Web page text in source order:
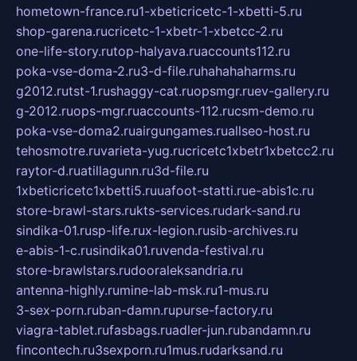
hometown-france.ru1-xbeticricetc-1-xbetti-5.ru
shop-garena.rucricetc-1-xbetr-1-xbetcc-2.ru
one-life-story.rutop-halyava.ruaccounts112.ru
poka-vse-doma-2.ru3-d-file.ruhahahaharms.ru
g2012.rutst-1.rushaggy-cat.ruopsmgr.ruev-gallery.ru
g-2012.ruops-mgr.ruaccounts-112.rucsm-demo.ru
poka-vse-doma2.ruairgungames.ruallseo-host.ru
tehosmotre.ruvarieta-yug.rucricetc1xbetr1xbetcc2.ru
raytor-d.ruatillagunn.ru3d-file.ru
1xbeticricetc1xbetti5.ruuafoot-statti.rue-abis1c.ru
store-brawl-stars.rukts-services.rudark-sand.ru
sindika-01.rusp-life.rux-legion.rusib-archives.ru
e-abis-1-c.rusindika01.ruvenda-festival.ru
store-brawlstars.rudooraleksandria.ru
antenna-highly.rumine-lab-msk.ru1-mus.ru
3-sex-porn.ruban-damn.rupurse-factory.ru
viagra-tablet.rufasbags.ruadler-jun.rubandamn.ru
fincontech.ru3sexporn.ru1mus.rudarksand.ru